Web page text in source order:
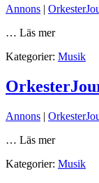
Annons |
… Läs mer
Kategorier: Musik
Annons |
… Läs mer
Kategorier: Musik